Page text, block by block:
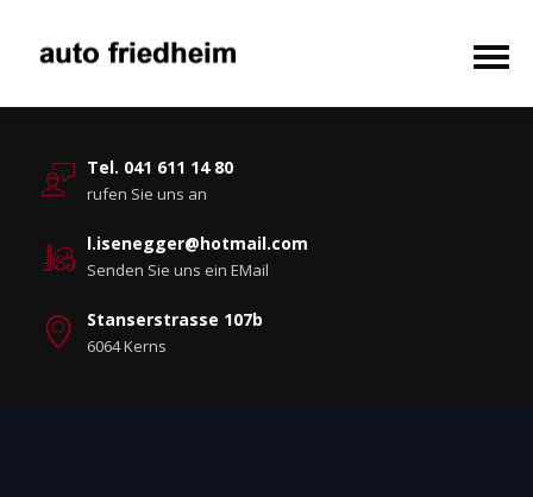
Tel. 041 611 14 80
rufen Sie uns an
l.isenegger@hotmail.com
Senden Sie uns ein EMail
Stanserstrasse 107b
6064 Kerns